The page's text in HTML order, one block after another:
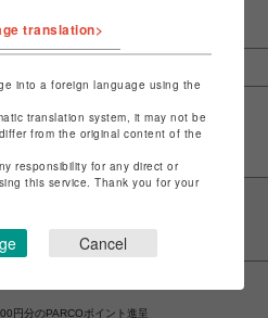
で貯まる＆使える
円分のPARCOポイント進呈
translation>
into a foreign language using the
translation system, it may not be
from the original content of the
responsibility for any direct or
this service. Thank you for your
Cancel